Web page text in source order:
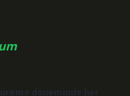
döneminde her